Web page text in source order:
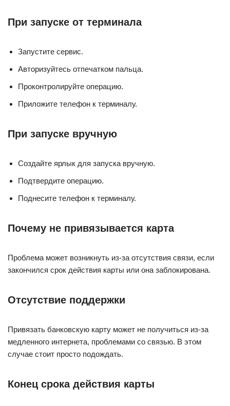
При запуске от терминала
Запустите сервис.
Авторизуйтесь отпечатком пальца.
Проконтролируйте операцию.
Приложите телефон к терминалу.
При запуске вручную
Создайте ярлык для запуска вручную.
Подтвердите операцию.
Поднесите телефон к терминалу.
Почему не привязывается карта
Проблема может возникнуть из-за отсутствия связи, если
закончился срок действия карты или она заблокирована.
Отсутствие поддержки
Привязать банковскую карту может не получиться из-за
медленного интернета, проблемами со связью. В этом
случае стоит просто подождать.
Конец срока действия карты